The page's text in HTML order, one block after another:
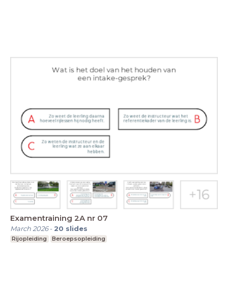
Examentraining 2A nr 07
March 2026- 20 slides
Rijopleiding Beroepsopleiding